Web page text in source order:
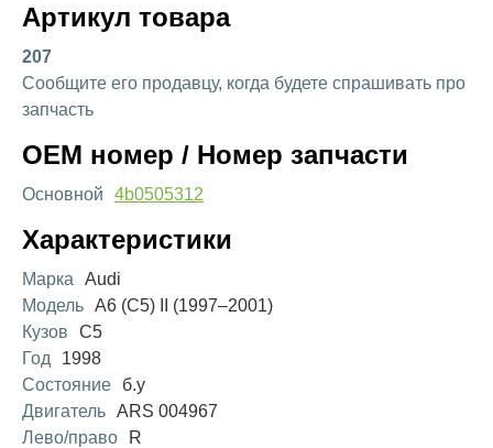
Артикул товара
207
Сообщите его продавцу, когда будете спрашивать про
запчасть
OEM номер / Номер запчасти
Основной 4b0505312
Характеристики
Марка
Audi
Модель A6 (С5) II (1997–2001)
Кузов
C5
Год
1998
Состояние
б.у
Двигатель ARS 004967
Лево/право
R